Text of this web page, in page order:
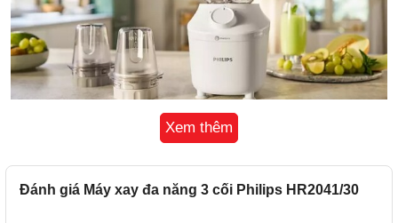
Công suất 450W hoạt động mạnh mẽ
không gỉ giúp xay nhuyễn thực phẩm nhanh chóng, tiết
Xem thêm
Đánh giá Máy xay đa năng 3 cối Philips HR2041/30